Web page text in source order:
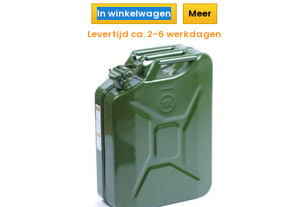
In winkelwagen
Meer
Levertijd ca. 2-6 werkdagen